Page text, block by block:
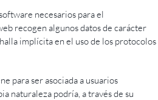
necesarios para el
recogen algunos datos de carácter
implícita en el uso de los protocolos
para ser asociada a usuarios
naturaleza podría, a través de su